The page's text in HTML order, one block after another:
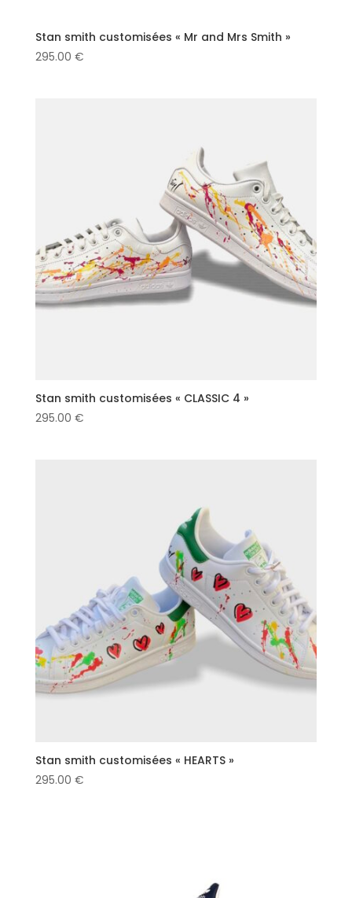
Stan smith customisées « Mr and Mrs Smith »
295.00 €
Stan smith customisées « CLASSIC 4 »
295.00 €
Stan smith customisées « HEARTS »
295.00 €